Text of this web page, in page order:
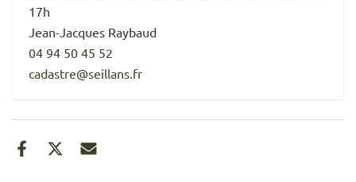
17h
Jean-Jacques Raybaud
04 94 50 45 52
cadastre@seillans.fr